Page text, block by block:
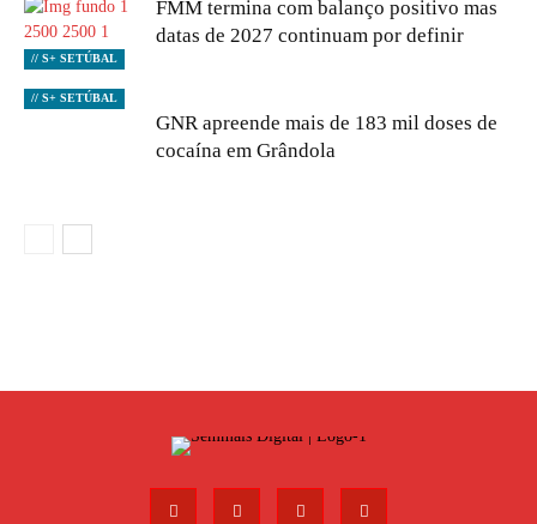
// S+ SETÚBAL
FMM termina com balanço positivo mas
datas de 2027 continuam por definir
// S+ SETÚBAL
GNR apreende mais de 183 mil doses de
cocaína em Grândola